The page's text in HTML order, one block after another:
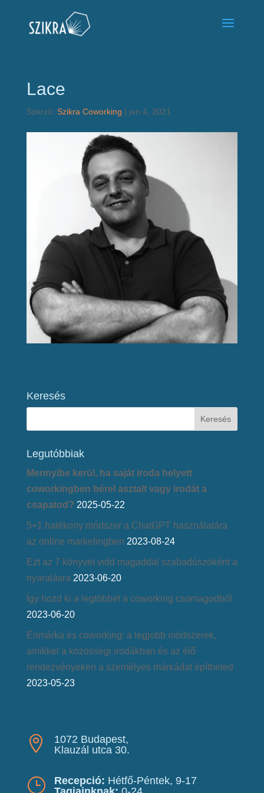
Lace
Szerző: Szikra Coworking | jan 4, 2021
Keresés
Legutóbbiak
Mennyibe kerül, ha saját iroda helyett
coworkingben bérel asztalt vagy irodát a
csapatod? 2025-05-22
5+1 hatékony módszer a ChatGPT használatára
az online marketingben 2023-08-24
Ezt az 7 könyvet vidd magaddal szabadúszóként a
nyaralásra 2023-06-20
Így hozd ki a legtöbbet a coworking csomagodból
2023-06-20
Énmárka és coworking: a legjobb módszerek,
amikkel a közösségi irodákban és az élő
rendezvényeken a személyes márkádat építheted
2023-05-23

1072 Budapest,
Klauzál utca 30.
} Recepció: Hétfő-Péntek, 9-17